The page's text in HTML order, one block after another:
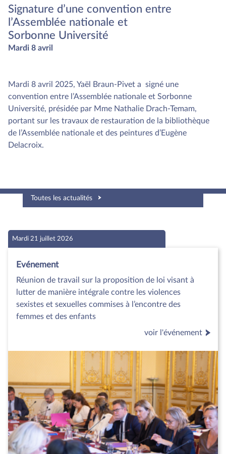
Signature d’une convention entre
l’Assemblée nationale et
Sorbonne Université
Mardi 8 avril
Mardi 8 avril 2025, Yaël Braun-Pivet a signé une
convention entre l’Assemblée nationale et Sorbonne
Université, présidée par Mme Nathalie Drach-Temam,
portant sur les travaux de restauration de la bibliothèque
de l’Assemblée nationale et des peintures d’Eugène
Delacroix.
Toutes les actualités
Mardi 21 juillet 2026
Evénement
Réunion de travail sur la proposition de loi visant à
lutter de manière intégrale contre les violences
sexistes et sexuelles commises à l’encontre des
femmes et des enfants
voir l'événement